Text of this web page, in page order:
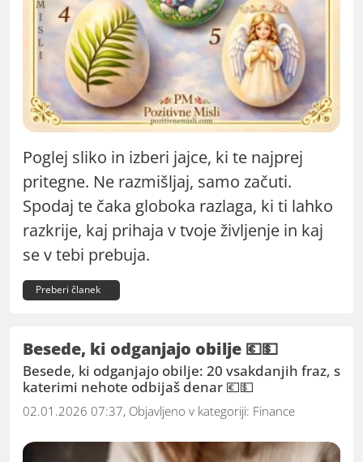
Poglej sliko in izberi jajce, ki te najprej
pritegne. Ne razmišljaj, samo začuti.
Spodaj te čaka globoka razlaga, ki ti lahko
razkrije, kaj prihaja v tvoje življenje in kaj
se v tebi prebuja.
Preberi članek
Besede, ki odganjajo obilje 💶💵
Besede, ki odganjajo obilje: 20 vsakdanjih fraz, s
katerimi nehote odbijaš denar 💶💵
02.01.2026 07:37, Objavljeno v kategoriji: Finance